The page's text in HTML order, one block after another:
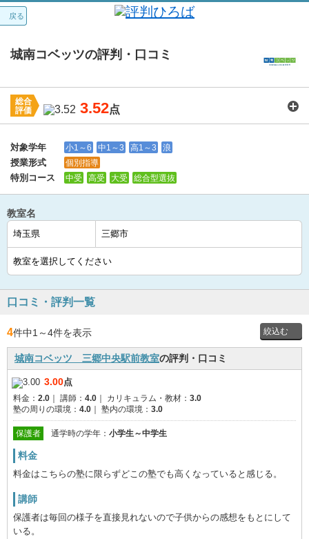
戻る
城南コベッツの評判・口コミ
総合
評価
3.52点
講師：3.7 カリキュラム：3.7 周りの環境：3.9
対象学年
小1～6 中1～3 高1～3 浪
授業形式 個別指導
特別コース 中受 高受 大受 総合型選抜
教室名
口コミ・評判一覧
4件中1 ～4件を表示
投稿者
通学時
の学年
城南コベッツ 三郷中央駅前教室の評判・口コミ
3.00点
料金： 2.0 講師： 4.0 カリキュラム・教材： 3.0
塾の周りの環境： 4.0 塾内の環境： 3.0
保護者 通学時の学年： 小学生～中学生
料金
料金はこちらの塾に限らずどこの塾でも高くなっていると感じる。
講師
保護者は毎回の様子を直接見れないので子供からの感想をもとにして
いる。